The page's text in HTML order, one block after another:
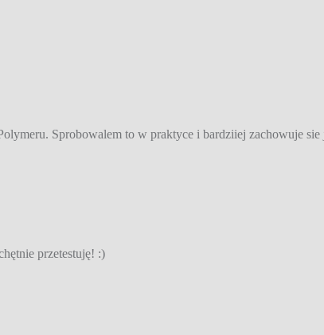
Sprobowalem to w praktyce i bardziiej zachowuje sie
przetestuję! :)